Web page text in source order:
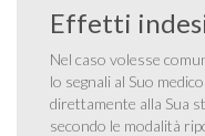
Effetti
Nel caso volesse
lo segnali al Suo
direttamente alla Sua
secondo le modalità